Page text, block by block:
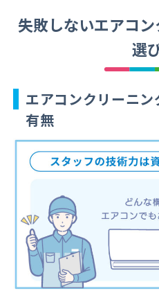
失敗しないエアコ
選
エアコンクリーニ
有無